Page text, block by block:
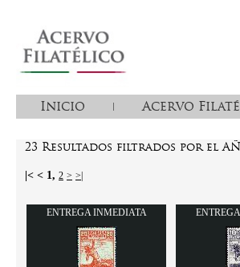
Inicio Acervo
23 Resultados filtrados por el
|< < 1, 2 > >|
ENTREGA INMEDIATA